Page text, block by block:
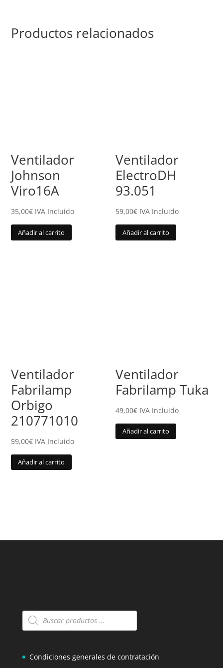
Productos relacionados
Ventilador
Johnson
Viro16A
35,00€ IVA Incluido
Añadir al carrito
Ventilador
ElectroDH
93.051
59,00€ IVA Incluido
Añadir al carrito
Ventilador
Fabrilamp
Orbigo
210771010
59,00€ IVA Incluido
Añadir al carrito
Ventilador
Fabrilamp Tuka
49,00€ IVA Incluido
Añadir al carrito
Búsqueda
de
Condiciones generales de contratación